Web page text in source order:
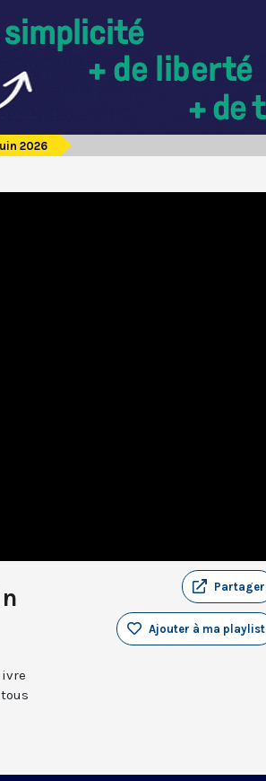
2026
Partager
Ajouter à ma playlist